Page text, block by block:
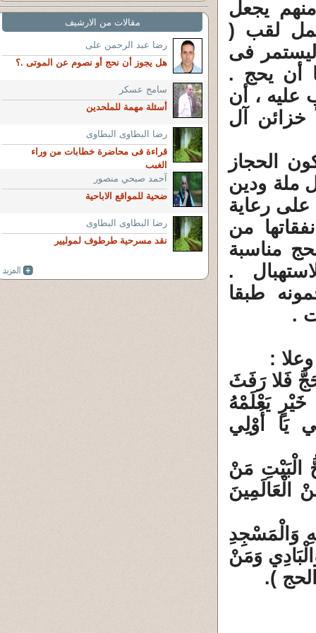
يجعل
لقب (
ليستمر فى
أن يحج .
عليه ، أن
خزائن آل
الحجاز
ملة ودين
رعاية
من
مناسبة
.
طبقا
.
:
فَلا رَفَثَ
يَعْلَمْهُ
يَا أُوْلِي
الْبَيْتِ مَنْ
الْعَالَمِينَ
وَالْمَسْجِدِ
وَمَنْ
مقالات من الارشيف
رضا عبد الرحمن على
هل يجوز أن نحج أو نصوم عن الموتى .؟
سامح عسكر
أسئلة مهمة للملحدين
رضا البطاوى البطاوى
قراءة فى محاضرة خطابات من وراء
الغيب
آحمد صبحي منصور
ضحية للمواقع الاباحية
رضا البطاوى البطاوى
نقد مسرحية طرطوف لموليير